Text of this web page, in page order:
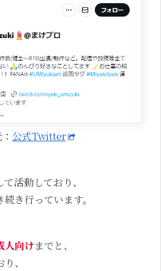
公式Twitter
活動しており、
き行っています。
人向けまでと、
、